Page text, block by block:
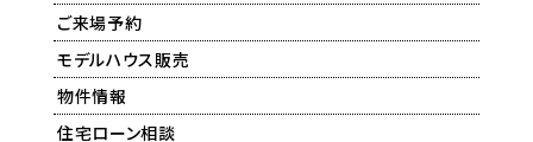
ご来場予約
モデルハウス販売
物件情報
住宅ローン相談